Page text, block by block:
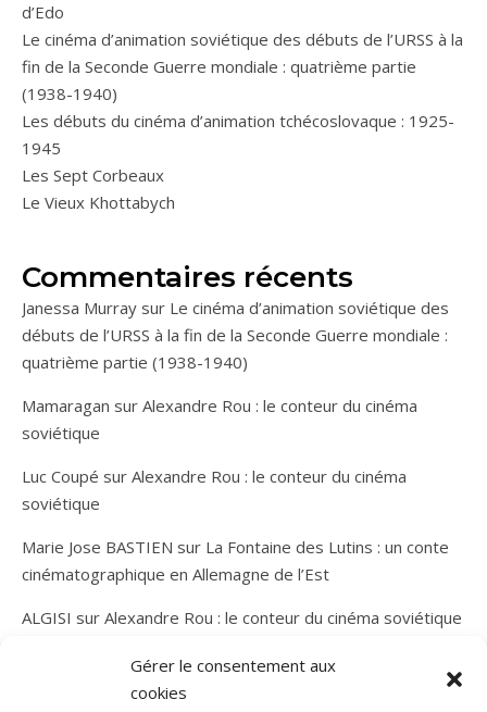
Gérer le consentement aux
cookies
d’Edo
Le cinéma d’animation soviétique des débuts de l’URSS à la
fin de la Seconde Guerre mondiale : quatrième partie
(1938-1940)
Les débuts du cinéma d’animation tchécoslovaque : 1925-
1945
Les Sept Corbeaux
Le Vieux Khottabych
Commentaires récents
Janessa Murray sur Le cinéma d’animation soviétique des
débuts de l’URSS à la fin de la Seconde Guerre mondiale :
quatrième partie (1938-1940)
Mamaragan sur Alexandre Rou : le conteur du cinéma
soviétique
Luc Coupé sur Alexandre Rou : le conteur du cinéma
soviétique
Marie Jose BASTIEN sur La Fontaine des Lutins : un conte
cinématographique en Allemagne de l’Est
ALGISI sur Alexandre Rou : le conteur du cinéma soviétique